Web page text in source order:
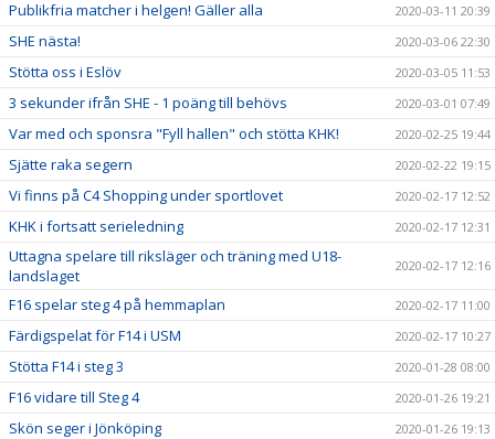
Publikfria matcher i helgen! Gäller alla 2020-03-11 20:39
SHE nästa! 2020-03-06 22:30
Stötta oss i Eslöv 2020-03-05 11:53
3 sekunder ifrån SHE - 1 poäng till behövs 2020-03-01 07:49
Var med och sponsra "Fyll hallen" och stötta KHK! 2020-02-25 19:44
Sjätte raka segern 2020-02-22 19:15
Vi finns på C4 Shopping under sportlovet 2020-02-17 12:52
KHK i fortsatt serieledning 2020-02-17 12:31
Uttagna spelare till riksläger och träning med U18-
landslaget
2020-02-17 12:16
F16 spelar steg 4 på hemmaplan 2020-02-17 11:00
Färdigspelat för F14 i USM 2020-02-17 10:27
Stötta F14 i steg 3 2020-01-28 08:00
F16 vidare till Steg 4 2020-01-26 19:21
Skön seger i Jönköping 2020-01-26 19:13